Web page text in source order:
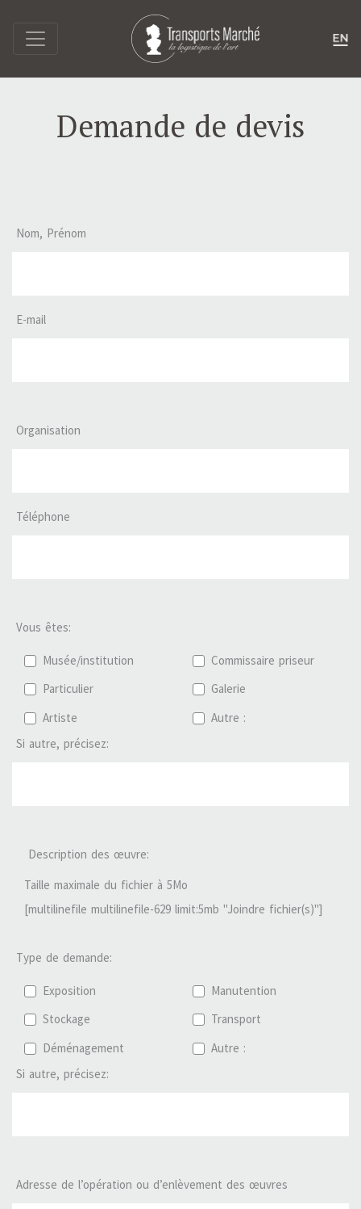
Demande de devis
Nom, Prénom
E-mail
Organisation
Téléphone
Vous êtes:
Musée/institution
Commissaire priseur
Particulier
Galerie
Artiste
Autre :
Si autre, précisez:
Description des œuvre:
Taille maximale du fichier à 5Mo
[multilinefile multilinefile-629 limit:5mb "Joindre fichier(s)"]
Type de demande:
Exposition
Manutention
Stockage
Transport
Déménagement
Autre :
Si autre, précisez:
Adresse de l’opération ou d’enlèvement des œuvres